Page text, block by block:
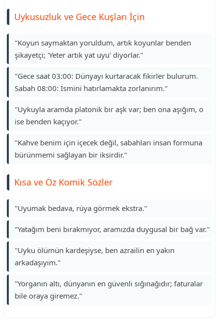
Uykusuzluk ve Gece Kuşları İçin
"Koyun saymaktan yoruldum, artık koyunlar benden
şikayetçi; 'Yeter artık yat uyu' diyorlar."
"Gece saat 03:00: Dünyayı kurtaracak fikirler bulurum.
Sabah 08:00: İsmini hatırlamakta zorlanırım."
"Uykuyla aramda platonik bir aşk var; ben ona aşığım, o
ise benden kaçıyor."
"Kahve benim için içecek değil, sabahları insan formuna
bürünmemi sağlayan bir iksirdir."
Kısa ve Öz Komik Sözler
"Uyumak bedava, rüya görmek ekstra."
"Yatağım beni bırakmıyor, aramızda duygusal bir bağ var."
"Uyku ölümün kardeşiyse, ben azrailin en yakın
arkadaşıyım."
"Yorganın altı, dünyanın en güvenli sığınağıdır; faturalar
bile oraya giremez."